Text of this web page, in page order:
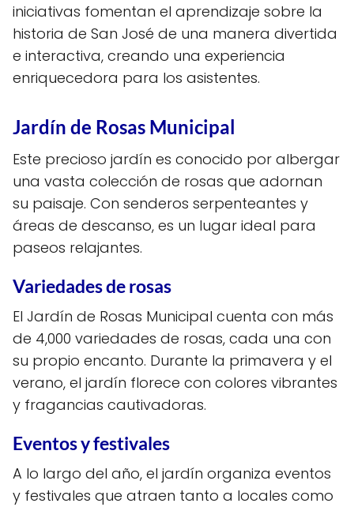
iniciativas fomentan el aprendizaje sobre la
historia de San José de una manera divertida
e interactiva, creando una experiencia
enriquecedora para los asistentes.
Jardín de Rosas Municipal
Este precioso jardín es conocido por albergar
una vasta colección de rosas que adornan
su paisaje. Con senderos serpenteantes y
áreas de descanso, es un lugar ideal para
paseos relajantes.
Variedades de rosas
El Jardín de Rosas Municipal cuenta con más
de 4,000 variedades de rosas, cada una con
su propio encanto. Durante la primavera y el
verano, el jardín florece con colores vibrantes
y fragancias cautivadoras.
Eventos y festivales
A lo largo del año, el jardín organiza eventos
y festivales que atraen tanto a locales como